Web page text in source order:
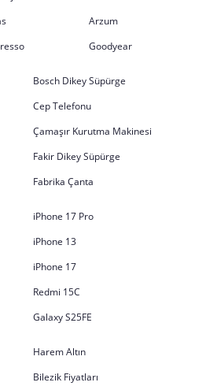
Arzum
Goodyear
Bosch Dikey Süpürge
Cep Telefonu
Çamaşır Kurutma Makinesi
Fakir Dikey Süpürge
Fabrika Çanta
iPhone 17 Pro
iPhone 13
iPhone 17
Redmi 15C
Galaxy S25FE
Harem Altın
Bilezik Fiyatları